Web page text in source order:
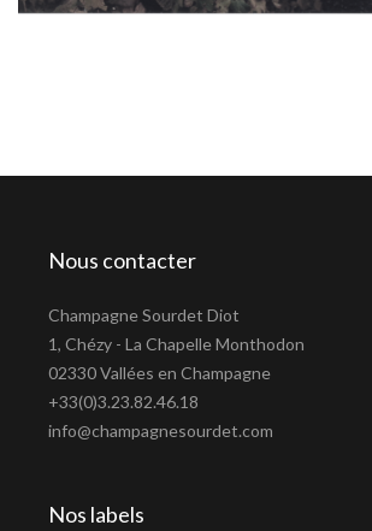
Nous contacter
Champagne Sourdet Diot
1, Chézy - La Chapelle Monthodon
02330 Vallées en Champagne
+33(0)3.23.82.46.18
info@champagnesourdet.com
Nos labels